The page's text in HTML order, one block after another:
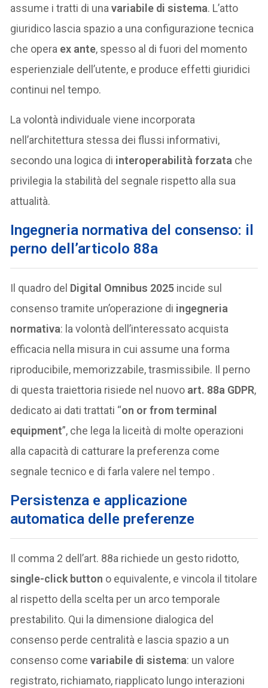
assume i tratti di unavariabile di sistema. L’atto
giuridico lascia spazio a una configurazione tecnica
che opera ex ante, spesso al di fuori del momento
esperienziale dell’utente, e produce effetti giuridici
continui nel tempo.
La volontà individuale viene incorporata
nell’architettura stessa dei flussi informativi,
secondo una logica di interoperabilità forzata che
privilegia la stabilità del segnale rispetto alla sua
attualità.
Ingegneria normativa del consenso: il
perno dell’articolo 88a
Il quadro del Digital Omnibus 2025 incide sul
consenso tramite un’operazione di ingegneria
normativa: la volontà dell’interessato acquista
efficacia nella misura in cui assume una forma
riproducibile, memorizzabile, trasmissibile. Il perno
di questa traiettoria risiede nel nuovo art. 88a GDPR,
dedicato ai dati trattati “on or from terminal
equipment”, che lega la liceità di molte operazioni
alla capacità di catturare la preferenza come
segnale tecnico e di farla valere nel tempo .
Persistenza e applicazione
automatica delle preferenze
Il comma 2 dell’art. 88a richiede un gesto ridotto,
single-click button o equivalente, e vincola il titolare
al rispetto della scelta per un arco temporale
prestabilito. Qui la dimensione dialogica del
consenso perde centralità e lascia spazio a un
consenso comevariabile di sistema: un valore
registrato, richiamato, riapplicato lungo interazioni